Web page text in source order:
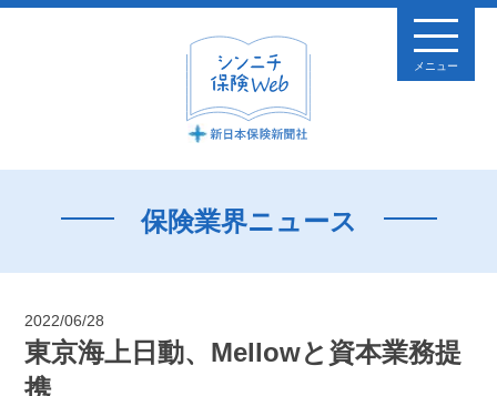
メニュー
保険業界ニュース
2022/06/28
東京海上日動、Mellowと資本業務提
携